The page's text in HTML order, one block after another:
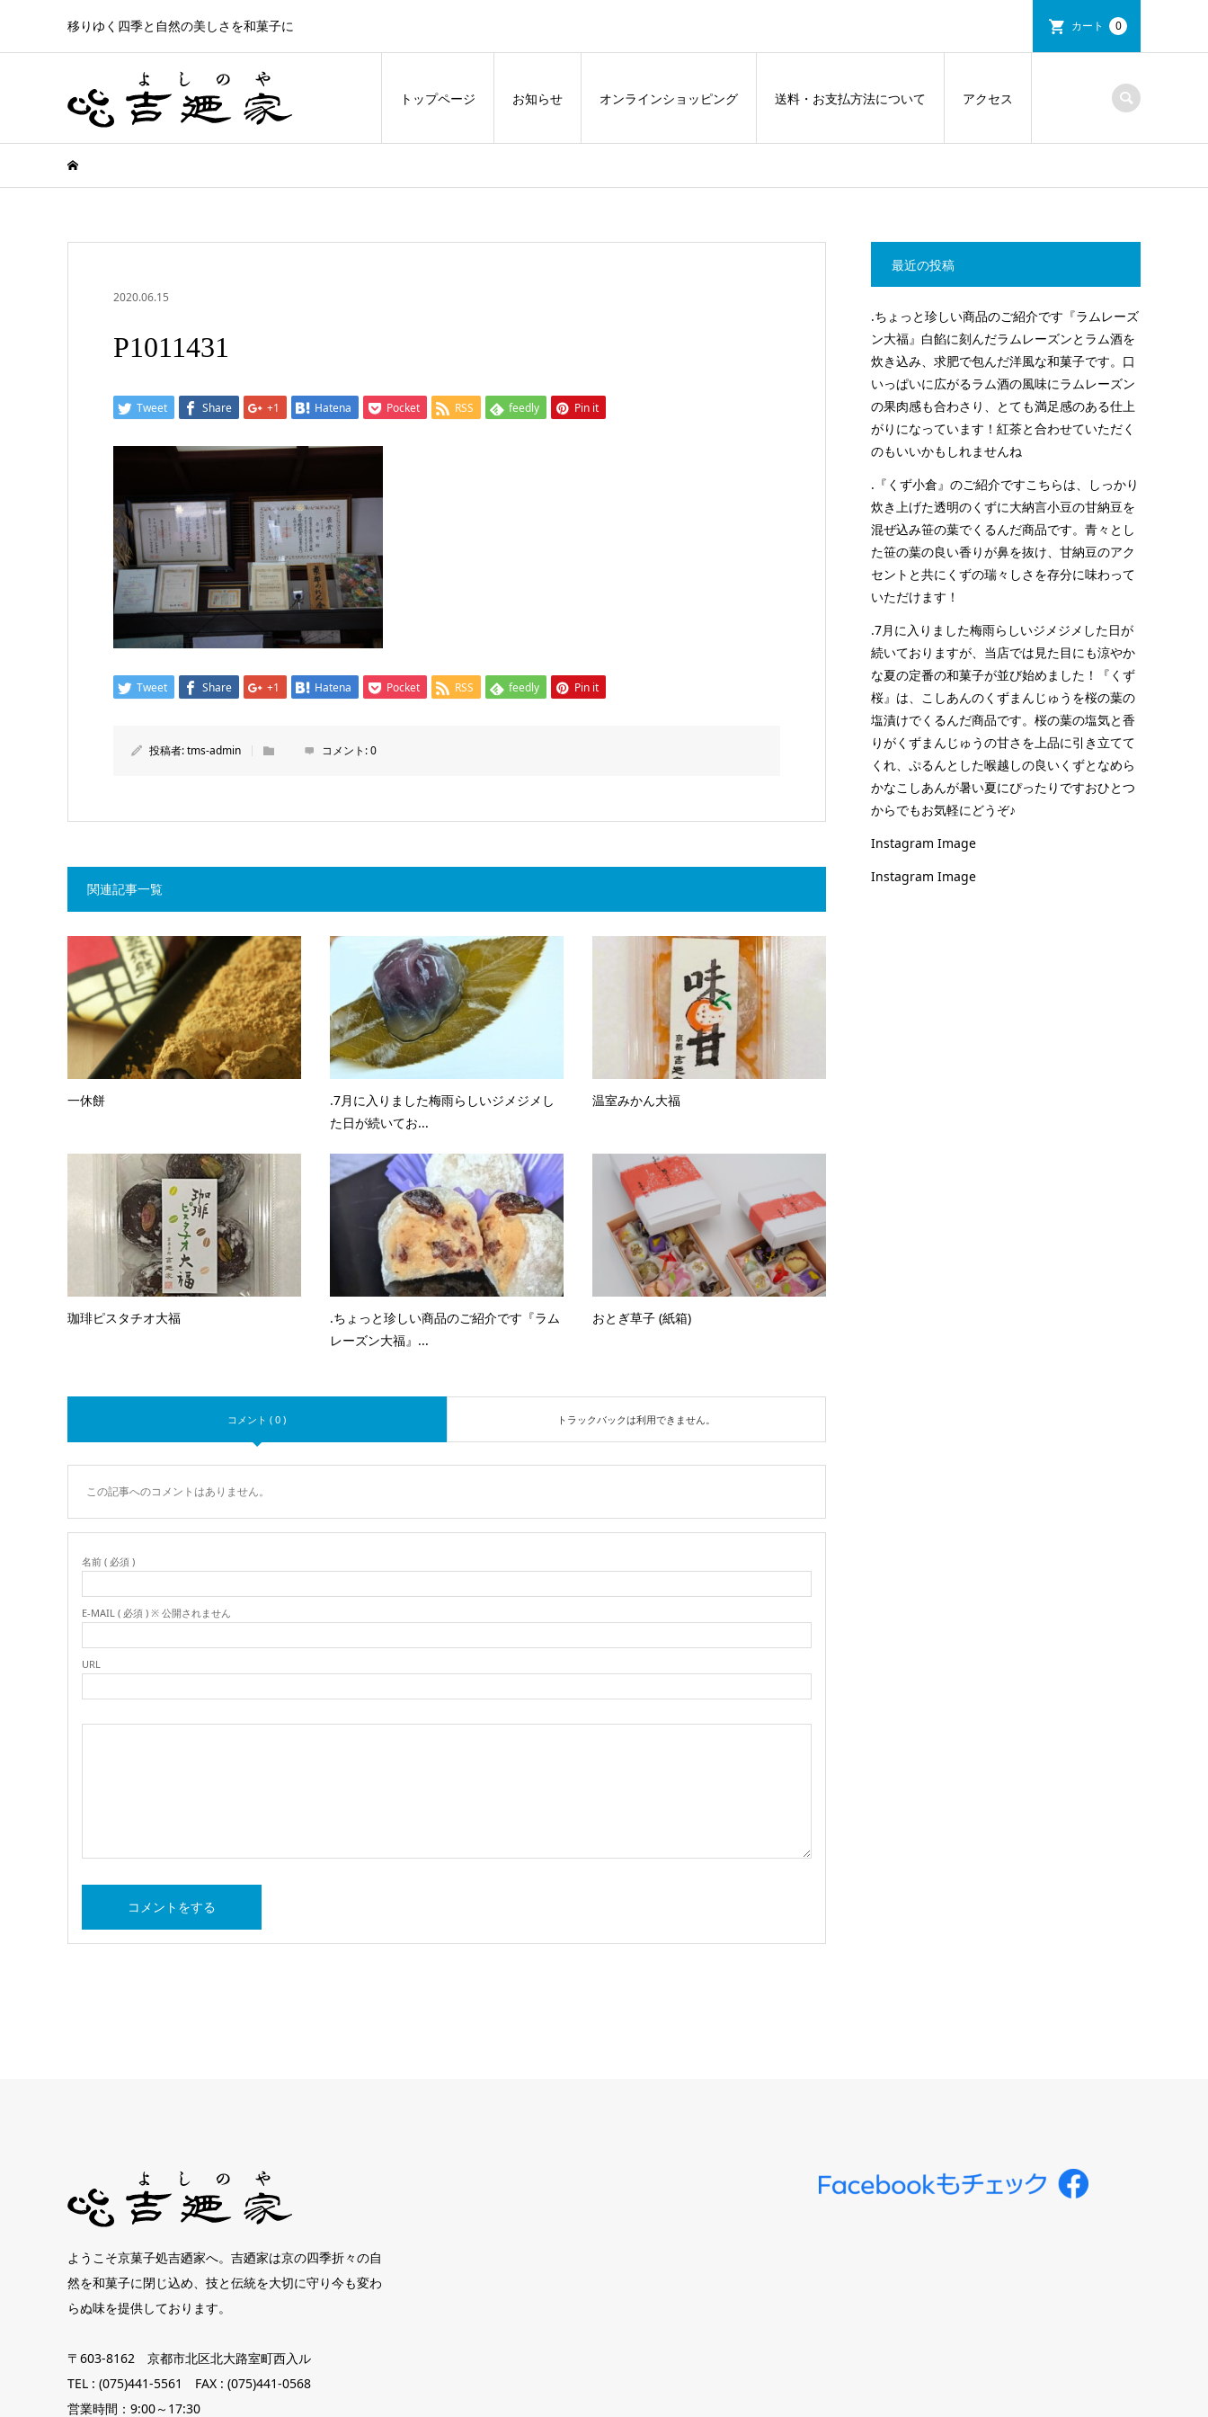
移りゆく四季と自然の美しさを和菓子に カート 0
トップページ お知らせ オンラインショッピング 送料・お支払方法について アクセス
2020.06.15
P1011431
Tweet Share +1 Hatena Pocket RSS feedly Pin it
Tweet Share +1 Hatena Pocket RSS feedly Pin it
投稿者:tms-admin コメント:0
関連記事一覧
一休餅
.7月に入りました梅雨らしいジメジメし
た日が続いてお...
温室みかん大福
珈琲ピスタチオ大福
.ちょっと珍しい商品のご紹介です『ラム
レーズン大福』...
おとぎ草子 (紙箱)
コメント ( 0 ) トラックバックは利用できません。
この記事へのコメントはありません。
名前 ( 必須 )
E-MAIL ( 必須 ) ※ 公開されません
URL
最近の投稿
.ちょっと珍しい商品のご紹介です『ラムレーズ
ン大福』白餡に刻んだラムレーズンとラム酒を
炊き込み、求肥で包んだ洋風な和菓子です。口
いっぱいに広がるラム酒の風味にラムレーズン
の果肉感も合わさり、とても満足感のある仕上
がりになっています！紅茶と合わせていただく
のもいいかもしれませんね
.『くず小倉』のご紹介ですこちらは、しっかり
炊き上げた透明のくずに大納言小豆の甘納豆を
混ぜ込み笹の葉でくるんだ商品です。青々とし
た笹の葉の良い香りが鼻を抜け、甘納豆のアク
セントと共にくずの瑞々しさを存分に味わって
いただけます！
.7月に入りました梅雨らしいジメジメした日が
続いておりますが、当店では見た目にも涼やか
な夏の定番の和菓子が並び始めました！『くず
桜』は、こしあんのくずまんじゅうを桜の葉の
塩漬けでくるんだ商品です。桜の葉の塩気と香
りがくずまんじゅうの甘さを上品に引き立てて
くれ、ぷるんとした喉越しの良いくずとなめら
かなこしあんが暑い夏にぴったりですおひとつ
からでもお気軽にどうぞ♪
Instagram Image
Instagram Image
ようこそ京菓子処吉廼家へ。吉廼家は京の四季折々の自
然を和菓子に閉じ込め、技と伝統を大切に守り今も変わ
らぬ味を提供しております。
〒603-8162 京都市北区北大路室町西入ル
TEL : (075)441-5561 FAX : (075)441-0568
営業時間：9:00～17:30